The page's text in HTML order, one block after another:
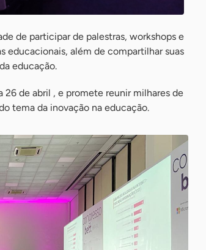
de participar de palestras, workshops e
educacionais, além de compartilhar suas
educação.
de abril , e promete reunir milhares de
tema da inovação na educação.